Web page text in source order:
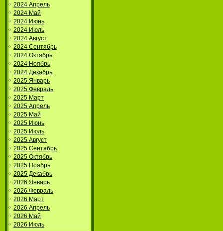
2024 Апрель
2024 Май
2024 Июнь
2024 Июль
2024 Август
2024 Сентябрь
2024 Октябрь
2024 Ноябрь
2024 Декабрь
2025 Январь
2025 Февраль
2025 Март
2025 Апрель
2025 Май
2025 Июнь
2025 Июль
2025 Август
2025 Сентябрь
2025 Октябрь
2025 Ноябрь
2025 Декабрь
2026 Январь
2026 Февраль
2026 Март
2026 Апрель
2026 Май
2026 Июль